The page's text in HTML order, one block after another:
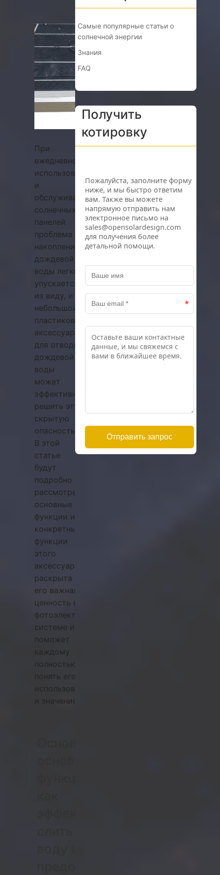
При
ежедневном
использовании
и
обслуживании
солнечных
панелей
проблема
накопления
дождевой
воды легко
упускается
из виду, и
небольшой
пластиковый
аксессуар
для отвода
дождевой
воды
может
эффективно
решить эту
скрытую
опасность.
В этой
статье
будут
подробно
рассмотрены
основные
функции и
конкретные
функции
этого
аксессуара,
раскрыта
его важная
ценность в
фотоэлектрической
системе и
поможет
каждому
полностью
понять его
использование
и значение.
Самые популярные статьи о
солнечной энергии
Знания
FAQ
Получить
котировку